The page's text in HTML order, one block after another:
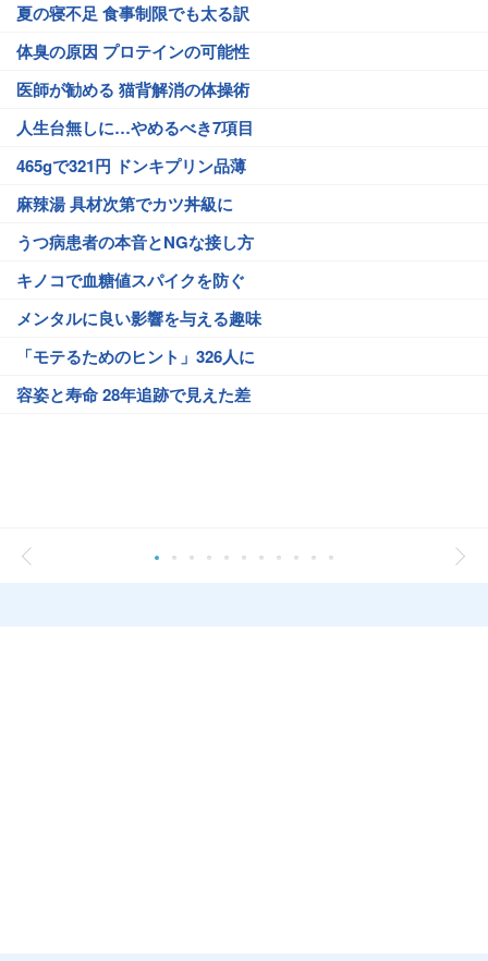
夏の寝不足 食事制限でも太る訳
体臭の原因 プロテインの可能性
医師が勧める 猫背解消の体操術
人生台無しに…やめるべき7項目
465gで321円 ドンキプリン品薄
麻辣湯 具材次第でカツ丼級に
うつ病患者の本音とNGな接し方
キノコで血糖値スパイクを防ぐ
メンタルに良い影響を与える趣味
「モテるためのヒント」326人に
容姿と寿命 28年追跡で見えた差